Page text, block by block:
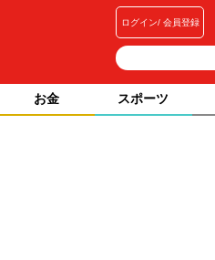
ログイン 会員登録
お金 スポーツ